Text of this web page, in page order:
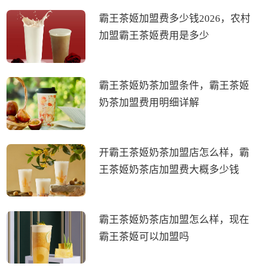
霸王茶姬加盟费多少钱2026，农村
加盟霸王茶姬费用是多少
霸王茶姬奶茶加盟条件，霸王茶姬
奶茶加盟费用明细详解
开霸王茶姬奶茶加盟店怎么样，霸
王茶姬奶茶店加盟费大概多少钱
霸王茶姬奶茶店加盟怎么样，现在
霸王茶姬可以加盟吗